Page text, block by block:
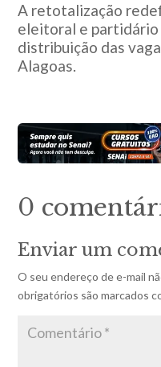
A retotalização
eleitoral e partidário
distribuição das
Alagoas.
0
Enviar um
O seu endereço de e-mail
obrigatórios são marcados